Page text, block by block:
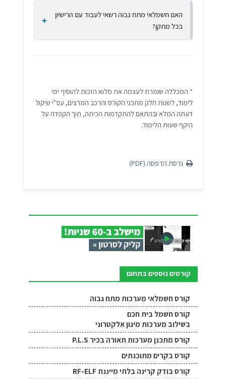
האם חשמלאי מתח גבוה רשאי לעבוד עם הרישיון
בכל מתקן?
* המכללה שומרת לעצמה את מלוא הזכות להוסיף ימי
לימוד, לשנות חלק מתכני הקורס והרכב המרצים, עפ"י שיקול
דעתה המלא ובהתאם להתקדמות הכיתה, תוך הקפדה על
היקף שעות הלימוד.
גרסת הדפסה (PDF)
קורסים נוספים בתחום
קורס חשמלאי מערכות מתח גבוה
קורס חשמל בית חכם
בשילוב מערכות מיגון אלקטרוני
קורס מתכנן מערכות תאורה בכיר P.L.S
קורס בקרים מתוכנתים
קורס בודק קרינה בלתי מייננת RF-ELF